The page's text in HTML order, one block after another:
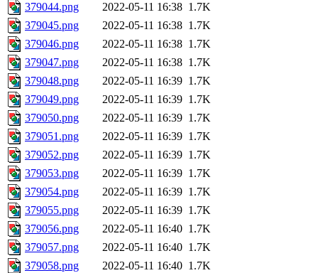
379044.png
2022-05-11 16:38 1.7K
379045.png
2022-05-11 16:38 1.7K
379046.png
2022-05-11 16:38 1.7K
379047.png
2022-05-11 16:38 1.7K
379048.png
2022-05-11 16:39 1.7K
379049.png
2022-05-11 16:39 1.7K
379050.png
2022-05-11 16:39 1.7K
379051.png
2022-05-11 16:39 1.7K
379052.png
2022-05-11 16:39 1.7K
379053.png
2022-05-11 16:39 1.7K
379054.png
2022-05-11 16:39 1.7K
379055.png
2022-05-11 16:39 1.7K
379056.png
2022-05-11 16:40 1.7K
379057.png
2022-05-11 16:40 1.7K
379058.png
2022-05-11 16:40 1.7K